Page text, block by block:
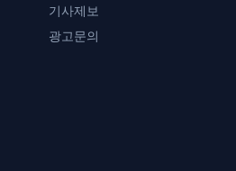
기사제보
광고문의